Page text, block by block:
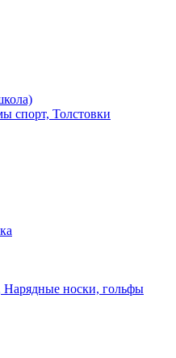
спорт, Толстовки
Нарядные носки, гольфы